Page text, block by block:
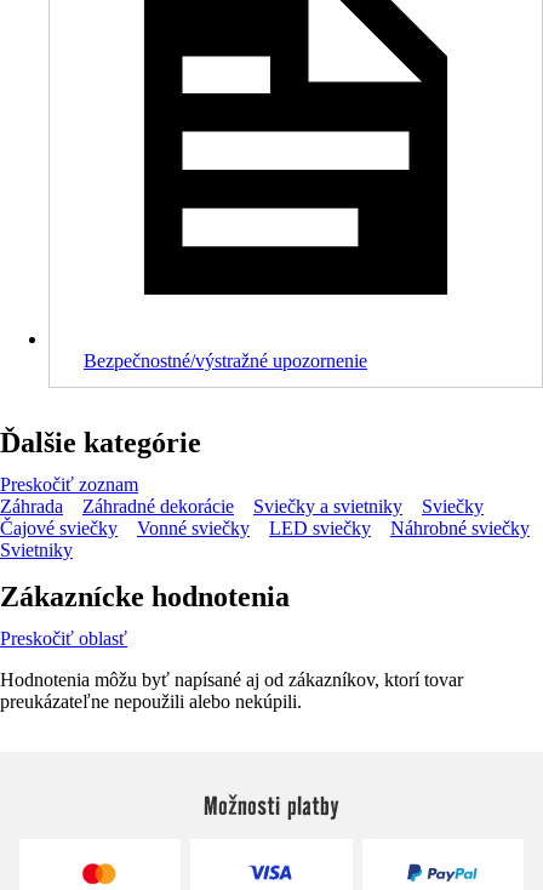
Bezpečnostné/výstražné upozornenie
Ďalšie kategórie
Preskočiť zoznam
Záhrada
Záhradné dekorácie Sviečky a svietniky
Sviečky
Čajové sviečky
Vonné sviečky LED sviečky
Náhrobné sviečky
Svietniky
Zákaznícke hodnotenia
Preskočiť oblasť
Hodnotenia môžu byť napísané aj od zákazníkov, ktorí tovar
preukázateľne nepoužili alebo nekúpili.
Možnosti platby